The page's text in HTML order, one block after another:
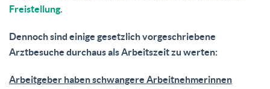
Freistellung.
Dennoch sind einige gesetzlich vorgeschriebene
Arztbesuche durchaus als Arbeitszeit zu werten:
Arbeitgeber haben schwangere Arbeitnehmerinnen